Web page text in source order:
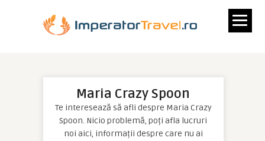
Maria Crazy Spoon
Te interesează să afli despre Maria Crazy
Spoon. Nicio problemă, poți afla lucruri
noi aici, informații despre care nu ai